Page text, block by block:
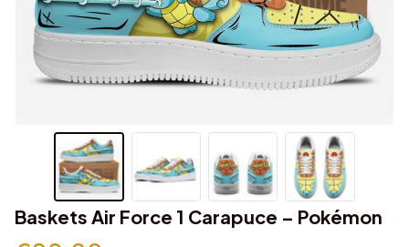
Baskets Air Force 1 Carapuce – Pokémon